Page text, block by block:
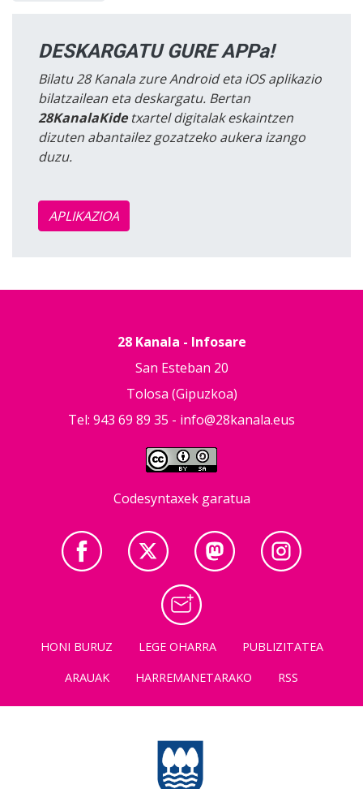
DESKARGATU GURE APPa!
Bilatu 28 Kanala zure Android eta iOS aplikazio
bilatzailean eta deskargatu. Bertan
28KanalaKidetxartel digitalak eskaintzen
dizuten abantailez gozatzeko aukera izango
duzu.
APLIKAZIOA
28 Kanala - Infosare
San Esteban 20
Tolosa (Gipuzkoa)
Tel: 943 69 89 35 - info@28kanala.eus
Codesyntaxek garatua
HONI BURUZ LEGE OHARRA
PUBLIZITATEA
ARAUAK
HARREMANETARAKO RSS